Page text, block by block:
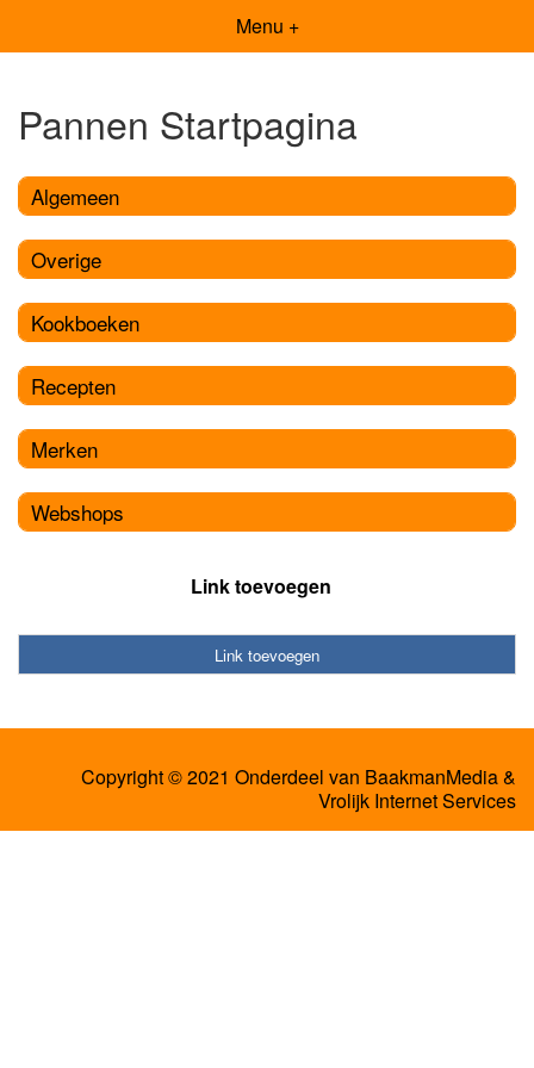
Menu +
Pannen Startpagina
Algemeen
Overige
Kookboeken
Recepten
Merken
Webshops
Link toevoegen
Link toevoegen
Copyright © 2021 Onderdeel van BaakmanMedia&
Vrolijk Internet Services